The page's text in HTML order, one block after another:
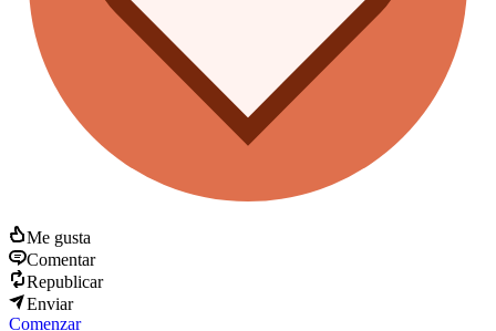
Me gusta
Comentar
Republicar
Enviar
Comenzar